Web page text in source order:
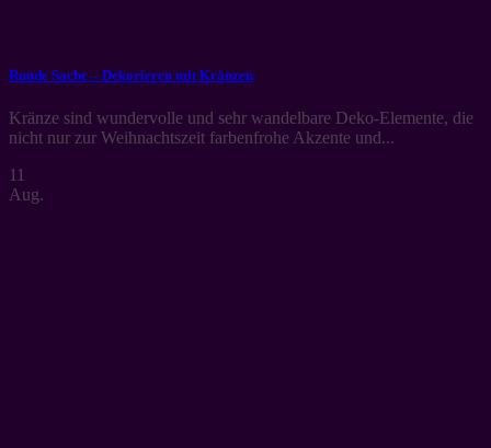
Runde Sache – Dekorieren mit Kränzen
Kränze sind wundervolle und sehr wandelbare Deko-Elemente, die
nicht nur zur Weihnachtszeit farbenfrohe Akzente und...
11
Aug.